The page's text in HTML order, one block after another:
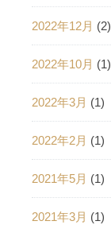
2022年12月 (2)
2022年10月 (1)
2022年3月 (1)
2022年2月 (1)
2021年5月 (1)
2021年3月 (1)